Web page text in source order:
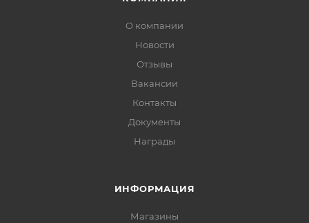
О компании
Новости
Отзывы
Вакансии
Контакты
Документы
Награды
ИНФОРМАЦИЯ
Магазины